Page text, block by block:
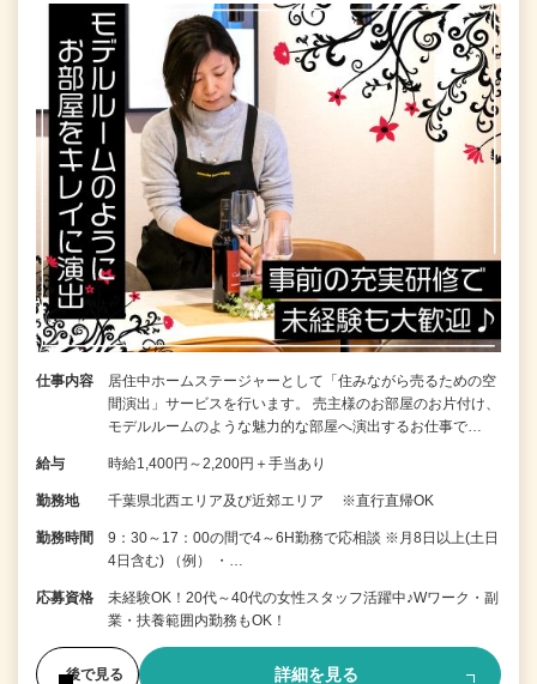
仕事内容
居住中ホームステージャーとして「住みながら売るための空
間演出」サービスを行います。 売主様のお部屋のお片付け、
モデルルームのような魅力的な部屋へ演出するお仕事で…
給与 時給1,400円～2,200円＋手当あり
勤務地 千葉県北西エリア及び近郊エリア ※直行直帰OK
勤務時間
9：30～17：00の間で4～6H勤務で応相談 ※月8日以上(土日
4日含む) （例） ・…
応募資格
未経験OK！20代～40代の女性スタッフ活躍中♪Wワーク・副
業・扶養範囲内勤務もOK！
後で見る 詳細を見る